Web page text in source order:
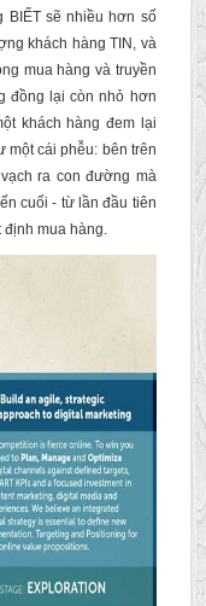
BIẾT sẽ nhiều hơn số
khách hàng TIN, và
mua hàng và truyền
đồng lại còn nhỏ hơn
khách hàng đem lại
một cái phễu: bên trên
ra con đường mà
cuối - từ lần đầu tiên
định mua hàng.